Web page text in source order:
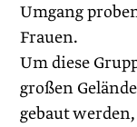
Umgang
Frauen.
Um diese
großen
gebaut